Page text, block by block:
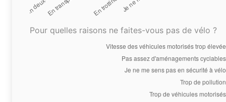
Pour quelles raisons ne faites-vous pas de vélo ?